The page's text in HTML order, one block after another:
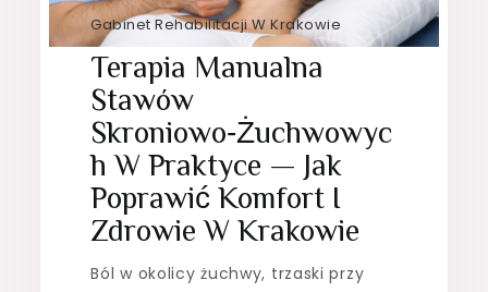
Gabinet Rehabilitacji W Krakowie
Terapia Manualna
Stawów
Skroniowo‑żuchwowyc
H W Praktyce — Jak
Poprawić Komfort I
Zdrowie W Krakowie
Ból w okolicy żuchwy, trzaski przy